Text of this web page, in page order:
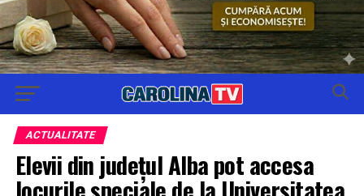
ACTUALITATE
Elevii din județul Alba pot accesa